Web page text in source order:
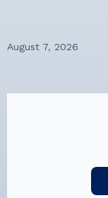
August 7, 2026